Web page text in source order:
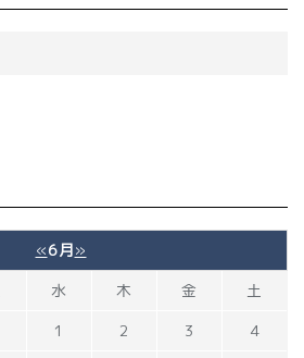
«6月»
水 木 金
土
1
2 3
4